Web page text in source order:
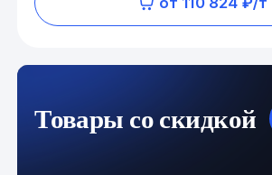
Товары со скидкой